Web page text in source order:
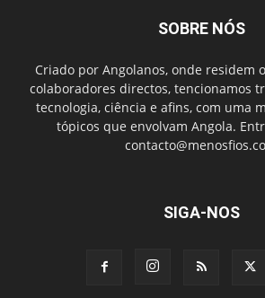
SOBRE NÓS
Criado por Angolanos, onde residem
colaboradores directos, tencionamos
tecnologia, ciência e afins, com uma
tópicos que envolvam Angola.
SIGA-NOS